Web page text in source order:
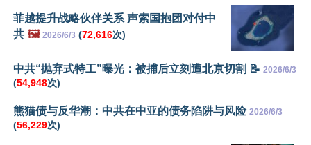
菲越提升战略伙伴关系 声索国抱团对付中
共 🖼️ 2026/6/3 (72,616次)
中共“抛弃式特工”曝光：被捕后立刻遭北京切割 📝 2026/6/3
(54,948次)
熊猫债与反华潮：中共在中亚的债务陷阱与风险 2026/6/3
(56,229次)